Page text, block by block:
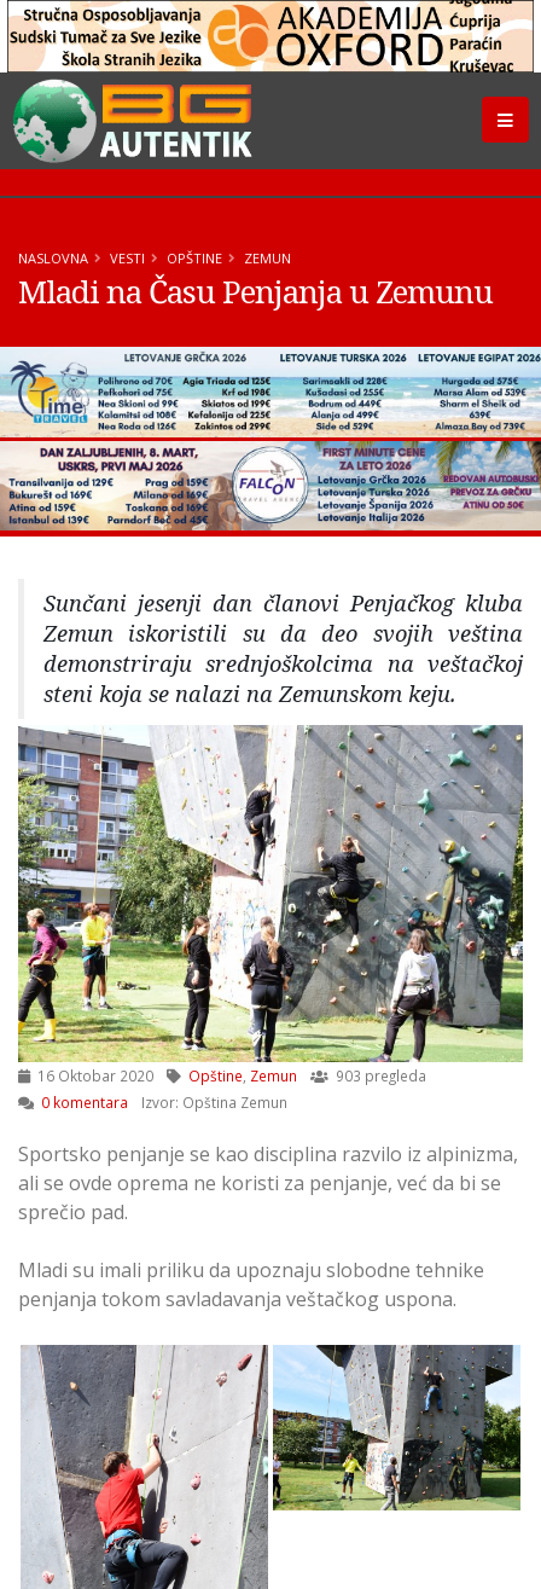
NASLOVNA VESTI OPŠTINE ZEMUN
Mladi na Času Penjanja u Zemunu
Sunčani jesenji dan članovi Penjačkog kluba
Zemun iskoristili su da deo svojih veština
demonstriraju srednjoškolcima na veštačkoj
steni koja se nalazi na Zemunskom keju.
16 Oktobar 2020 Opštine Zemun
903 pregleda
0 komentara
Izvor: Opština Zemun
Sportsko penjanje se kao disciplina razvilo iz alpinizma,
ali se ovde oprema ne koristi za penjanje, već da bi se
sprečio pad.
Mladi su imali priliku da upoznaju slobodne tehnike
penjanja tokom savladavanja veštačkog uspona.
Mladi na Času
Penjanja u Zemunu
Mladi na Času
Penjanja u Zemunu